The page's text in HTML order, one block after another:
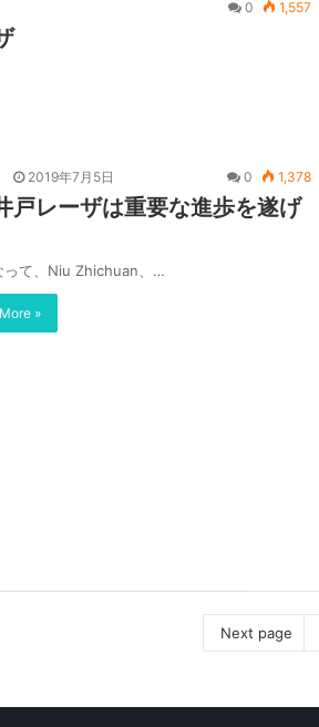
0 1,557
2019年7月5日 0 1,378
戸レーザは重要な進歩を遂げ
って、Niu Zhichuan、…
»
Next page